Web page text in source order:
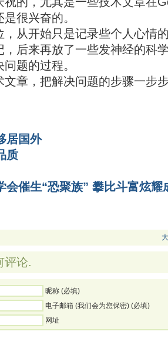
很兴奋的。
，从开始只是记录些个人心情
，后来再放了一些发神经的科
题的过程。
文章，把解决问题的步骤一步
居国外
质
会催生“恐聚族” 攀比斗富炫耀
评论.
昵称 (必填)
电子邮箱 (我们会为您保密) (必填)
网址